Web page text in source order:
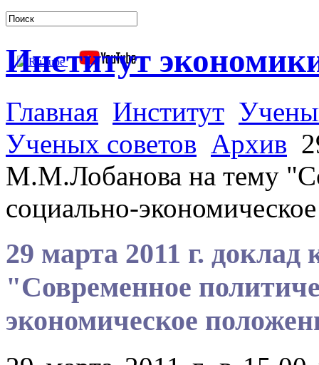
Институт
Главная Институт
Ученых советов Архив
М.М.Лобанова на тему
социально-
29 марта 2011 г.
"Современное
экономическое